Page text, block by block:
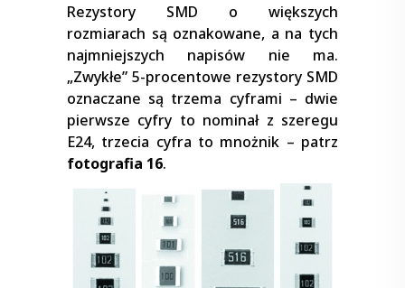
Rezystory SMD o większych
rozmiarach są oznakowane, a na tych
najmniejszych napisów nie ma.
„Zwykłe” 5-procentowe rezystory SMD
oznaczane są trzema cyframi – dwie
pierwsze cyfry to nominał z szeregu
E24, trzecia cyfra to mnożnik – patrz
fotografia 16.